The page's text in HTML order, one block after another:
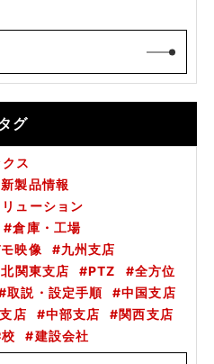
グ
ス
新製品情報
リューション
倉庫・工場
映像
九州支店
北関東支店 PTZ
全方位
取説・設定手順
中国支店
店 中部支店
関西支店
建設会社